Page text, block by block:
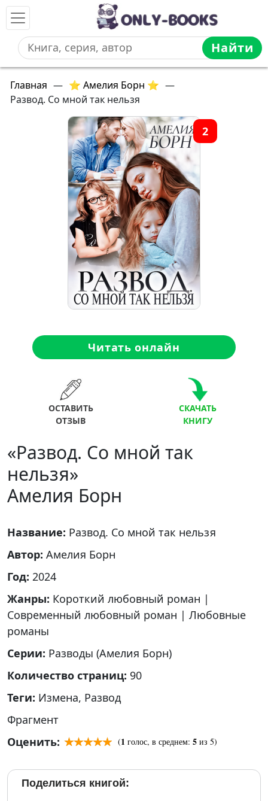
Найти
Главная — ⭐ Амелия Борн ⭐ —
Развод. Со мной так нельзя
2
Читать онлайн
ОСТАВИТЬ
ОТЗЫВ
СКАЧАТЬ
КНИГУ
«Развод. Со мной так
нельзя»
Амелия Борн
Название: Развод. Со мной так нельзя
Автор: Амелия Борн
Год: 2024
Жанры: Короткий любовный роман |
Современный любовный роман | Любовные
романы
Серии: Разводы (Амелия Борн)
Количество страниц: 90
Теги: Измена, Развод
Фрагмент
Оценить:
(1 голос, в среднем: 5 из 5)
Поделиться книгой: